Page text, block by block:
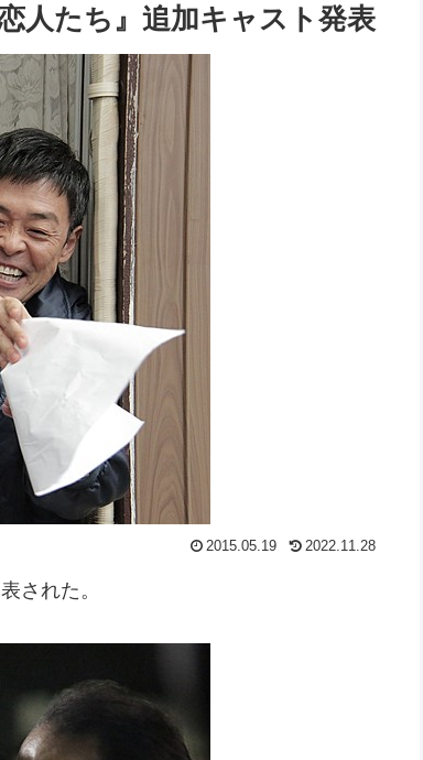
人たち』追加キャスト発表
2015.05.19 2022.11.28
された。